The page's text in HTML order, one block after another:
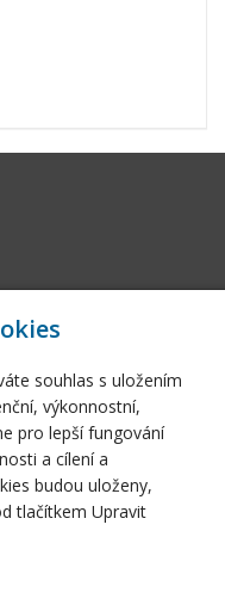
souhlas s uložením
výkonnostní,
pro lepší fungování
a cílení a
budou uloženy,
tlačítkem Upravit